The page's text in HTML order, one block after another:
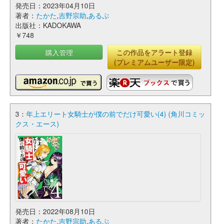
発売日：2023年04月10日
著者： たかた,吉野宗助,あるぷ
出版社：KADOKAWA
￥748
購入管理
この作品をアラート登録
(プレミアムユーザー限定)
3： 年上エリート女騎士が僕の前でだけ可愛い(4) (角川コミッ
クス・エース)
発売日：2022年08月10日
著者： たかた,吉野宗助,あるぷ